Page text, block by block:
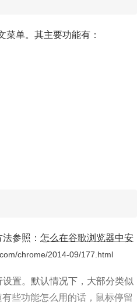
单。其主要功能有：
参照： 怎么在谷歌浏览器中安
chrome/2014-09/177.html
置。默认情况下，大部分类似
些功能怎么用的话，鼠标停留